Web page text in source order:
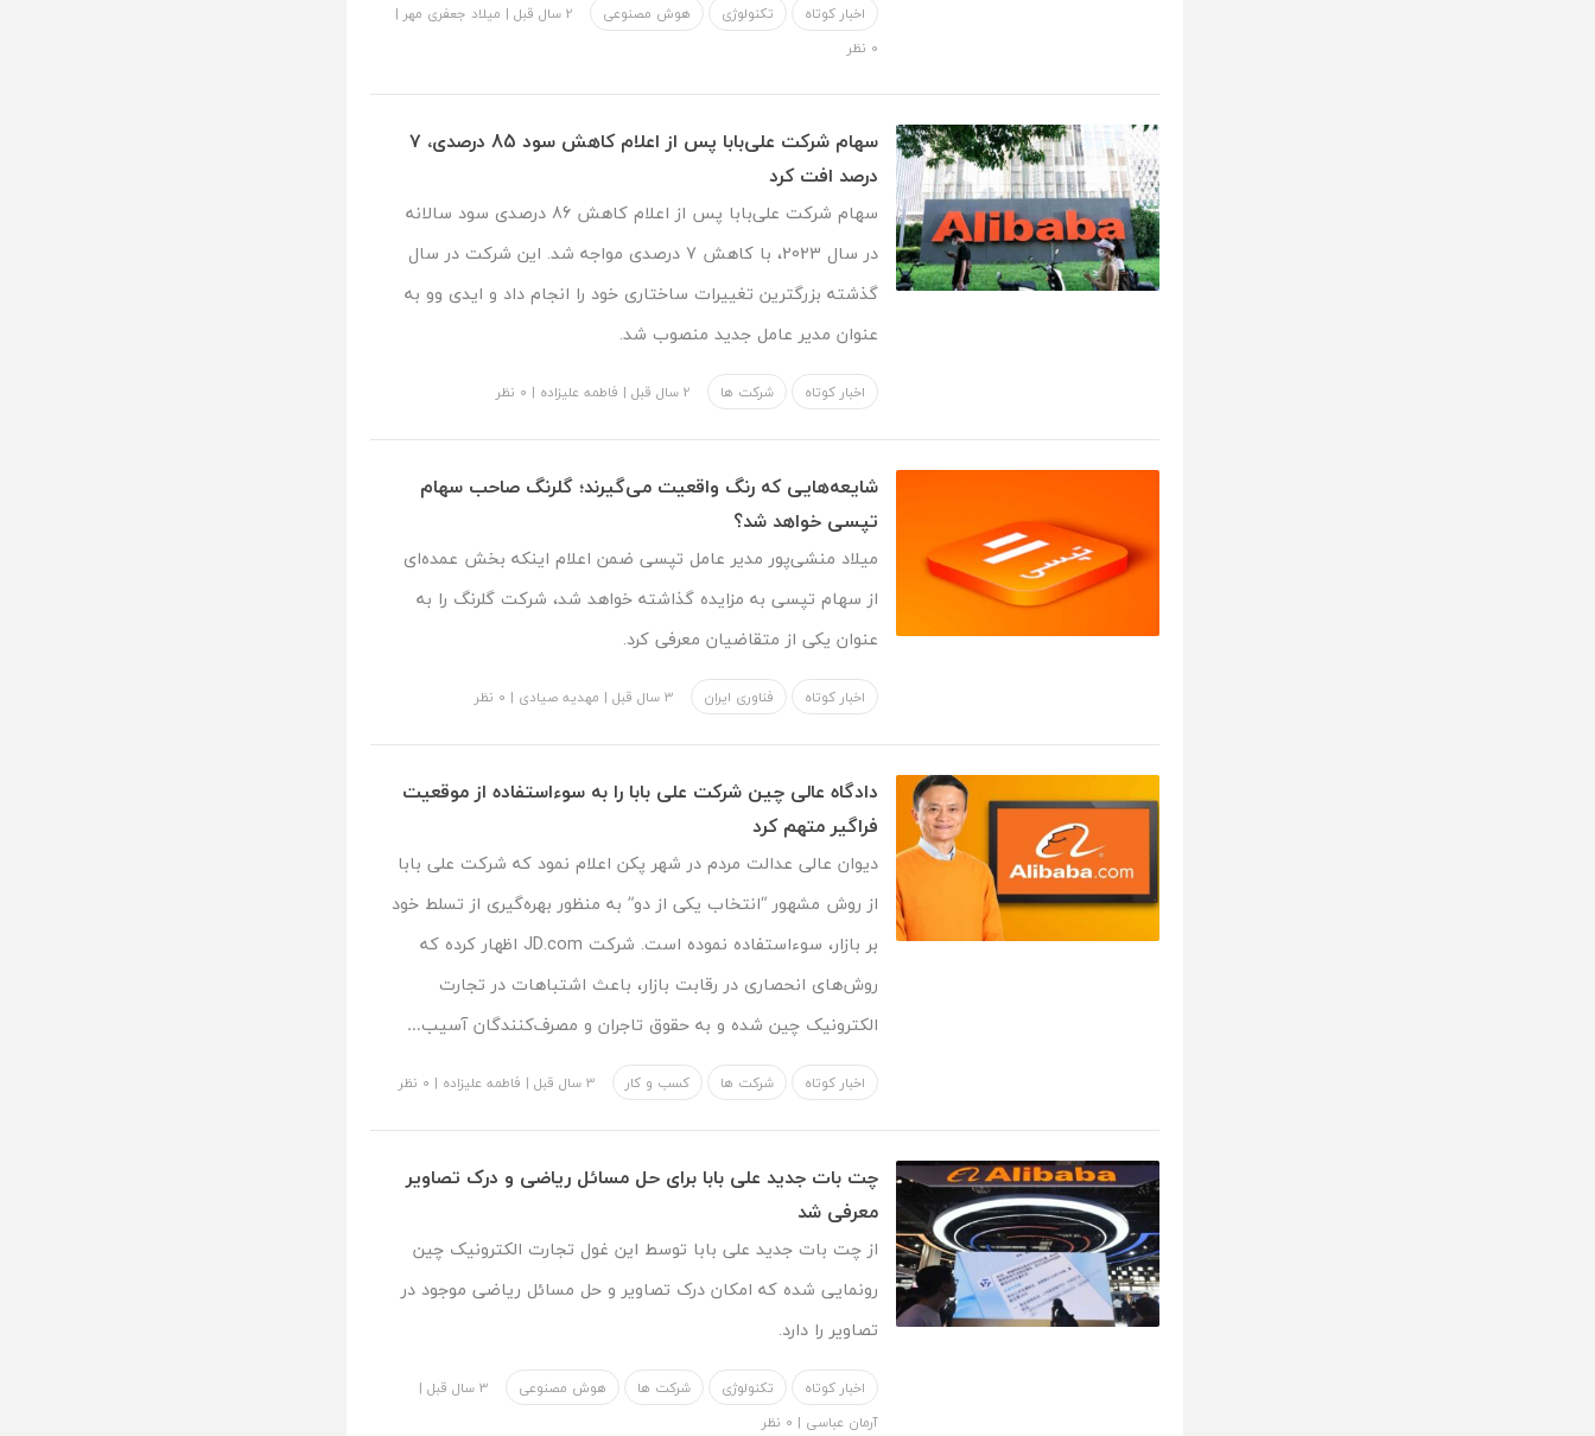
اخبار کوتاه تکنولوژی هوش مصنوعی 2 سال قبل | میلاد جعفری مهر |
۰ نظر
سهام شرکت علی‌بابا پس از اعلام کاهش سود 85 درصدی، ۷
درصد افت کرد
سهام شرکت علی‌بابا پس از اعلام کاهش 86 درصدی سود سالانه
در سال 2023، با کاهش 7 درصدی مواجه شد. این شرکت در سال
گذشته بزرگترین تغییرات ساختاری خود را انجام داد و ایدی وو به
عنوان مدیر عامل جدید منصوب شد.
اخبار کوتاه شرکت ها 2 سال قبل | فاطمه علیزاده | ۰ نظر
شایعه‌هایی که رنگ واقعیت می‌گیرند؛ گلرنگ صاحب سهام
تپسی خواهد شد؟
میلاد منشی‌پور مدیر عامل تپسی ضمن اعلام اینکه بخش عمده‌ای
از سهام تپسی به مزایده گذاشته خواهد شد، شرکت گلرنگ را به
عنوان یکی از متقاضیان معرفی کرد.
اخبار کوتاه فناوری ایران 3 سال قبل | مهدیه صیادی | ۰ نظر
دادگاه عالی چین شرکت علی بابا را به سوء‌استفاده از موقعیت
فراگیر متهم کرد
دیوان عالی عدالت مردم در شهر پکن اعلام نمود که شرکت علی بابا
از روش مشهور “انتخاب یکی از دو” به منظور بهره‌گیری از تسلط خود
بر بازار، سوءاستفاده نموده است. شرکت JD.com اظهار کرده که
روش‌های انحصاری در رقابت بازار، باعث اشتباهات در تجارت
الکترونیک چین شده و به حقوق تاجران و مصرف‌کنندگان آسیب…
اخبار کوتاه شرکت ها کسب و کار 3 سال قبل | فاطمه علیزاده | ۰ نظر
چت بات جدید علی بابا برای حل مسائل ریاضی و درک تصاویر
معرفی شد
از چت بات جدید علی بابا توسط این غول تجارت الکترونیک چین
رونمایی شده که امکان درک تصاویر و حل مسائل ریاضی موجود در
تصاویر را دارد.
اخبار کوتاه تکنولوژی شرکت ها هوش مصنوعی 3 سال قبل
|
آرمان عباسی | ۰ نظر